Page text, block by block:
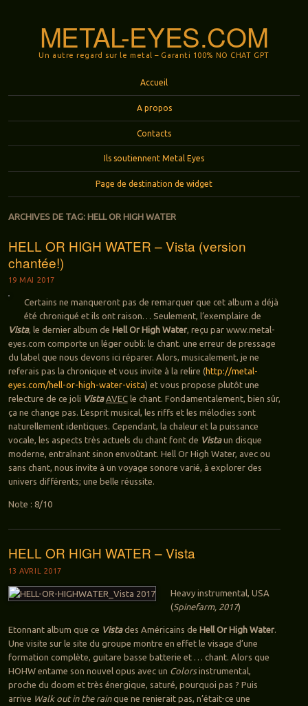
METAL-EYES.COM
Un autre regard sur le metal – Garanti 100% NO CHAT GPT
Accueil
A propos
Contacts
Ils soutiennent Metal Eyes
Page de destination de widget
ARCHIVES DE TAG: HELL OR HIGH WATER
HELL OR HIGH WATER – Vista (version
chantée!)
19 MAI 2017
Certains ne manqueront pas de remarquer que cet album a déjà
été chroniqué et ils ont raison… Seulement, l’exemplaire de
Vista, le dernier album de Hell Or High Water, reçu par www.metal-
eyes.com comporte un léger oubli: le chant. une erreur de pressage
du label que nous devons ici réparer. Alors, musicalement, je ne
referais pas la chronique et vous invite à la relire (http://metal-
eyes.com/hell-or-high-water-vista) et vous propose plutôt une
relecture de ce joli Vista AVECle chant. Fondamentalement, bien sûr,
ça ne change pas. L’esprit musical, les riffs et les mélodies sont
naturellement identiques. Cependant, la chaleur et la puissance
vocale, les aspects très actuels du chant font de Vistaun disque
moderne, entraînant sinon envoûtant. Hell Or High Water, avec ou
sans chant, nous invite à un voyage sonore varié, à explorer des
univers différents; une belle réussite.
Note : 8/10
HELL OR HIGH WATER – Vista
13 AVRIL 2017
Heavy instrumental, USA
(Spinefarm, 2017)
Etonnant album que ce Vistades Américains de Hell Or High Water.
Une visite sur le site du groupe montre en effet le visage d’une
formation complète, guitare basse batterie et … chant. Alors que
HOHW entame son nouvel opus avec un Colorsinstrumental,
proche du doom et très énergique, saturé, pourquoi pas ? Puis
arrive Walk out in the rainque ne renierait pas, n’était-ce une